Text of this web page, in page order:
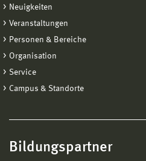
Neuigkeiten
Veranstaltungen
Personen & Bereiche
Organisation
Service
Campus & Standorte
Bildungspartner